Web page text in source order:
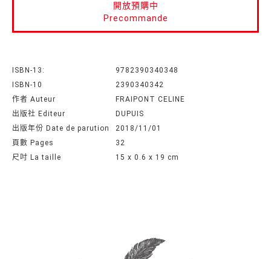
開放預購中
Precommande
ISBN-13:
9782390340348
ISBN-10
2390340342
作者 Auteur
FRAIPONT CELINE
出版社 Editeur
DUPUIS
出版年份 Date de parution
2018/11/01
頁數 Pages
32
尺吋 La taille
15 x 0.6 x 19 cm